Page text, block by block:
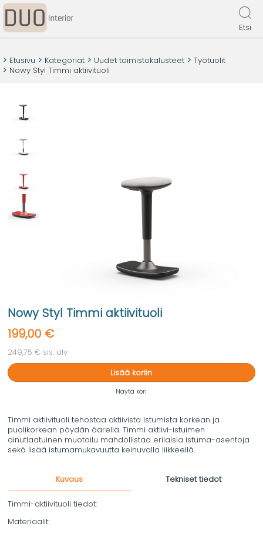
Etsi
Etusivu Kategoriat Uudet toimistokalusteet
Työtuolit
Nowy Styl Timmi aktiivituoli
Nowy Styl Timmi aktiivituoli
199,00 €
249,75 € sis. alv
Lisää koriin
Näytä kori
Timmi aktiivituoli tehostaa aktiivista istumista korkean ja
puolikorkean pöydän äärellä. Timmi aktiivi-istuimen
ainutlaatuinen muotoilu mahdollistaa erilaisia istuma-asentoja
sekä lisää istumamukavuutta keinuvalla liikkeellä.
Kuvaus Tekniset tiedot
Timmi-aktiivituoli tiedot:
Materiaalit: